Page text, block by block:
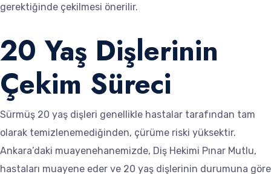
gerektiğinde çekilmesi önerilir.
20 Yaş Dişlerinin
Çekim Süreci
Sürmüş 20 yaş dişleri genellikle hastalar tarafından tam
olarak temizlenemediğinden, çürüme riski yüksektir.
Ankara’daki muayenehanemizde, Diş Hekimi Pınar Mutlu,
hastaları muayene eder ve 20 yaş dişlerinin durumuna göre